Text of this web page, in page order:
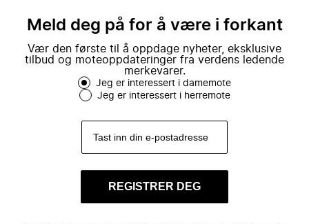
Meld deg på for å være i forkant
Vær den første til å oppdage nyheter, eksklusive
tilbud og moteoppdateringer fra verdens ledende
merkevarer.
Jeg er interessert i damemote
Jeg er interessert i herremote
REGISTRER DEG